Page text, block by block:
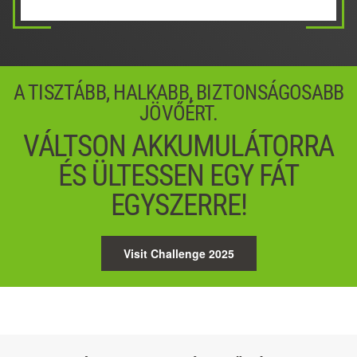
A TISZTÁBB, HALKABB, BIZTONSÁGOSABB
JÖVŐÉRT.
VÁLTSON AKKUMULÁTORRA
ÉS ÜLTESSEN EGY FÁT
EGYSZERRE!
Visit Challenge 2025